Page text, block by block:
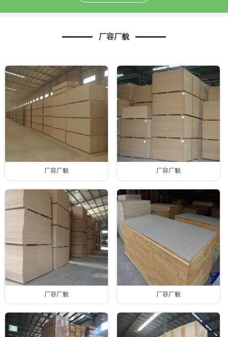
厂容厂貌
厂容厂貌 厂容厂貌
厂容厂貌 厂容厂貌